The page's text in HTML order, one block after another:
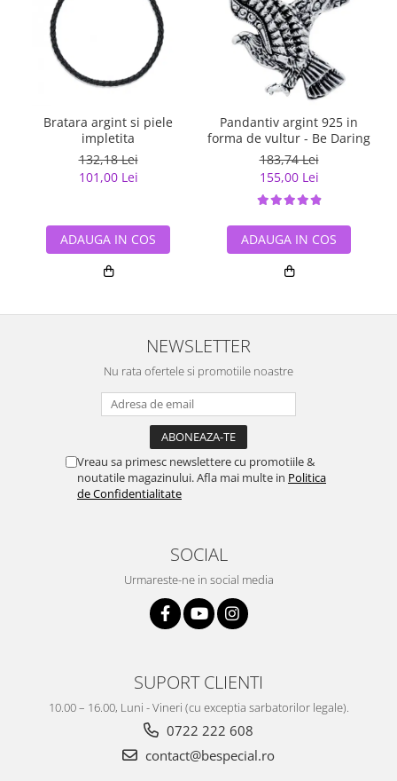
Bratara argint si piele
impletita
132,18 Lei
101,00 Lei
ADAUGA IN COS
Pandantiv argint 925 in
forma de vultur - Be Daring
183,74 Lei
155,00 Lei
ADAUGA IN COS
NEWSLETTER
Nu rata ofertele si promotiile noastre
Vreau sa primesc newslettere cu promotiile &
noutatile magazinului. Afla mai multe in Politica
de Confidentialitate
SOCIAL
Urmareste-ne in social media
SUPORT CLIENTI
10.00 – 16.00, Luni - Vineri (cu exceptia sarbatorilor legale).
0722 222 608
contact@bespecial.ro